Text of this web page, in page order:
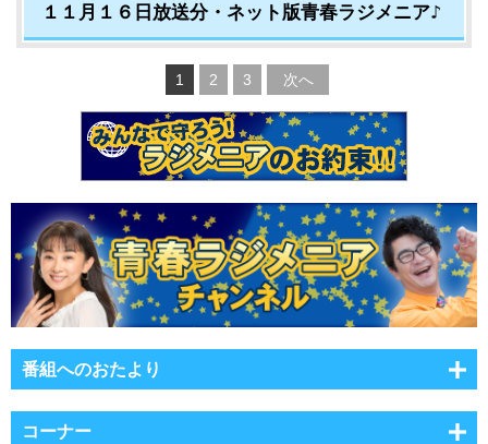
１１月１６日放送分・ネット版青春ラジメニア♪
1 2 3 次へ
番組へのおたより
コーナー